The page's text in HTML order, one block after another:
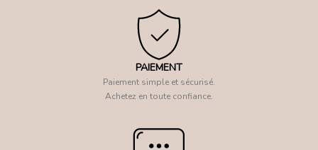
PAIEMENT
Paiement simple et sécurisé.
Achetez en toute confiance.